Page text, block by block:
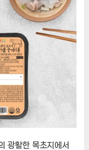
풍
부
맛
과
영
양
의
국
거
리
수
광활한 목초지에서